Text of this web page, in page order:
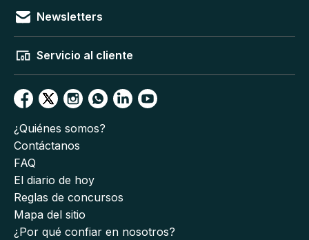
Newsletters
Servicio al cliente
¿Quiénes somos?
Contáctanos
FAQ
El diario de hoy
Reglas de concursos
Mapa del sitio
¿Por qué confiar en nosotros?